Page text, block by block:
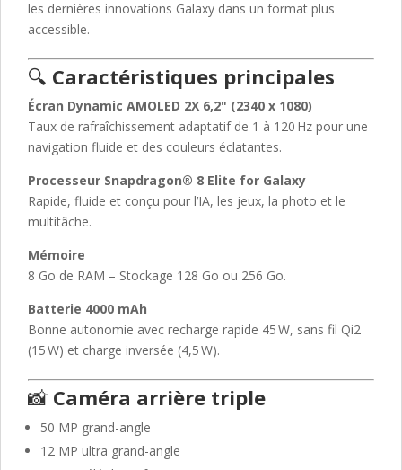
les dernières innovations Galaxy dans un format plus
accessible.
🔍 Caractéristiques principales
Écran Dynamic AMOLED 2X 6,2" (2340 x 1080)
Taux de rafraîchissement adaptatif de 1 à 120 Hz pour une
navigation fluide et des couleurs éclatantes.
Processeur Snapdragon® 8 Elite for Galaxy
Rapide, fluide et conçu pour l’IA, les jeux, la photo et le
multitâche.
Mémoire
8 Go de RAM – Stockage 128 Go ou 256 Go.
Batterie 4000 mAh
Bonne autonomie avec recharge rapide 45 W, sans fil Qi2
(15 W) et charge inversée (4,5 W).
📸 Caméra arrière triple
50 MP grand-angle
12 MP ultra grand-angle